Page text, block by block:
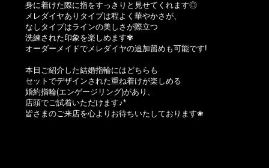
身に着けた際に指をすっきりと見せてくれます◎
メレダイヤありタイプは程よく華やかさが、
なしタイプはラインの美しさが際立つ
洗練された印象を楽しめます✾
オーダーメイドでメレダイヤの追加留めも可能です!
本日ご紹介した結婚指輪にはどちらも
セットでデザインされた重ね着けが楽しめる
婚約指輪(エンゲージリング)があり、
店頭でご試着いただけます♪*
皆さまのご来店を心よりお待ちいたしております❀